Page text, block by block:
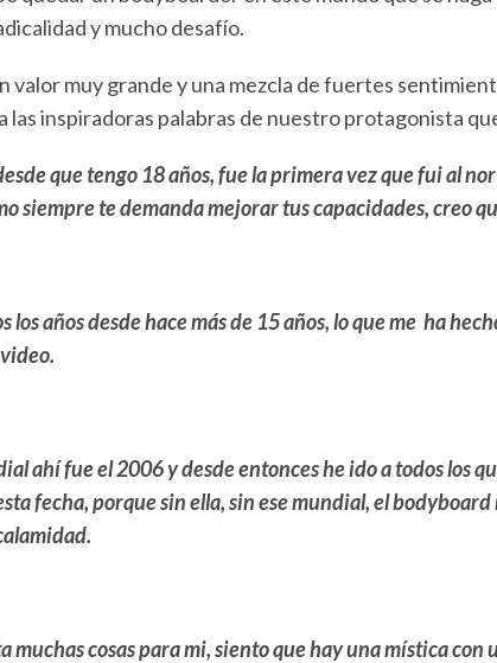
y mucho desafío.
valor muy grande y una mezcla de fuertes
las inspiradoras palabras de nuestro protagonista
que tengo 18 años, fue la primera vez que fui al
siempre te demanda mejorar tus capacidades, creo
los años desde hace más de 15 años, lo que me ha
ahí fue el 2006 y desde entonces he ido a todos los
fecha, porque sin ella, sin ese mundial, el
muchas cosas para mi, siento que hay una mística